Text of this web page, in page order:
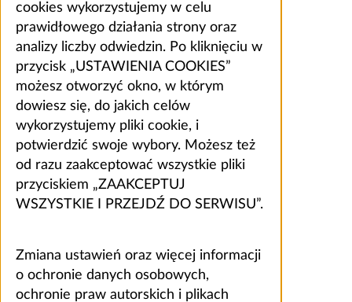
cookies wykorzystujemy w celu
prawidłowego działania strony oraz
analizy liczby odwiedzin. Po kliknięciu w
przycisk „USTAWIENIA COOKIES”
możesz otworzyć okno, w którym
dowiesz się, do jakich celów
wykorzystujemy pliki cookie, i
potwierdzić swoje wybory. Możesz też
od razu zaakceptować wszystkie pliki
przyciskiem „ZAAKCEPTUJ
WSZYSTKIE I PRZEJDŹ DO SERWISU”.
Zmiana ustawień oraz więcej informacji
o ochronie danych osobowych,
ochronie praw autorskich i plikach